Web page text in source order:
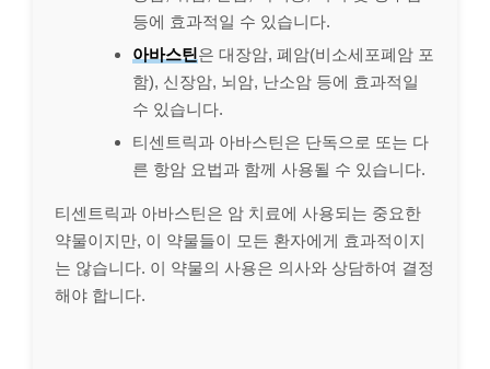
등에 효과적일 수 있습니다.
아바스틴은 대장암, 폐암(비소세포폐암 포
함), 신장암, 뇌암, 난소암 등에 효과적일
수 있습니다.
티센트릭과 아바스틴은 단독으로 또는 다
른 항암 요법과 함께 사용될 수 있습니다.
티센트릭과 아바스틴은 암 치료에 사용되는 중요한
약물이지만, 이 약물들이 모든 환자에게 효과적이지
는 않습니다. 이 약물의 사용은 의사와 상담하여 결정
해야 합니다.